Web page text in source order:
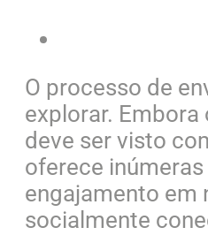
O processo de
explorar.
deve ser visto
oferece
engajamento em
socialmente